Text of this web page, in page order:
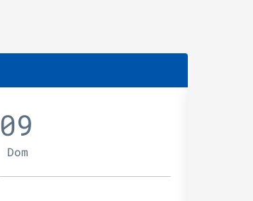
09
Dom